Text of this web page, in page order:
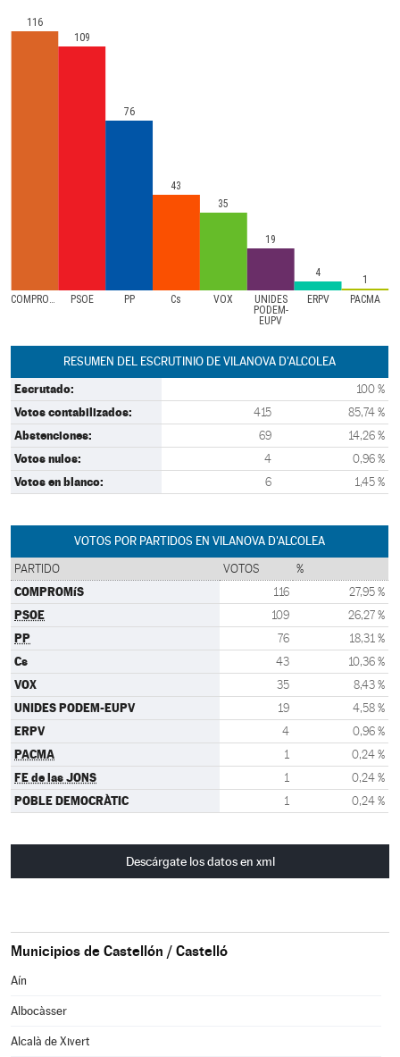
COMPROMíS PSOE PP Cs VOX
UNIDES
PODEM-
EUPV
ERPV PACMA
116
109
76
43
35
19
4
1
RESUMEN DEL ESCRUTINIO DE VILANOVA D'ALCOLEA
Escrutado: 100 %
Votos contabilizados: 415 85,74 %
Abstenciones: 69 14,26 %
Votos nulos: 4 0,96 %
Votos en blanco: 6 1,45 %
VOTOS POR PARTIDOS EN VILANOVA D'ALCOLEA
PARTIDO VOTOS %
COMPROMíS 116 27,95 %
PSOE 109 26,27 %
PP 76 18,31 %
Cs 43 10,36 %
VOX 35 8,43 %
UNIDES PODEM-EUPV 19 4,58 %
ERPV 4 0,96 %
PACMA 1 0,24 %
FE de las JONS 1 0,24 %
POBLE DEMOCRÀTIC 1 0,24 %
Descárgate los datos en xml
Municipios de Castellón / Castelló
Aín
Albocàsser
Alcalà de Xivert